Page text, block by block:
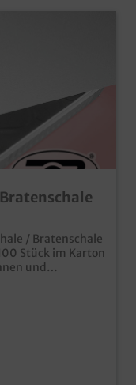
/ Bratenschale
Stück im Karton
und